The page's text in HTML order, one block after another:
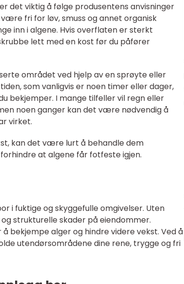
det viktig å følge produsentens anvisninger
fri for løv, smuss og annet organisk
inn i algene. Hvis overflaten er sterkt
lett med en kost før du påfører
området ved hjelp av en sprøyte eller
som vanligvis er noen timer eller dager,
bekjemper. I mange tilfeller vil regn eller
noen ganger kan det være nødvendig å
virket.
kan det være lurt å behandle dem
at algene får fotfeste igjen.
i fuktige og skyggefulle omgivelser. Uten
strukturelle skader på eiendommer.
bekjempe alger og hindre videre vekst. Ved å
utendørsområdene dine rene, trygge og fri